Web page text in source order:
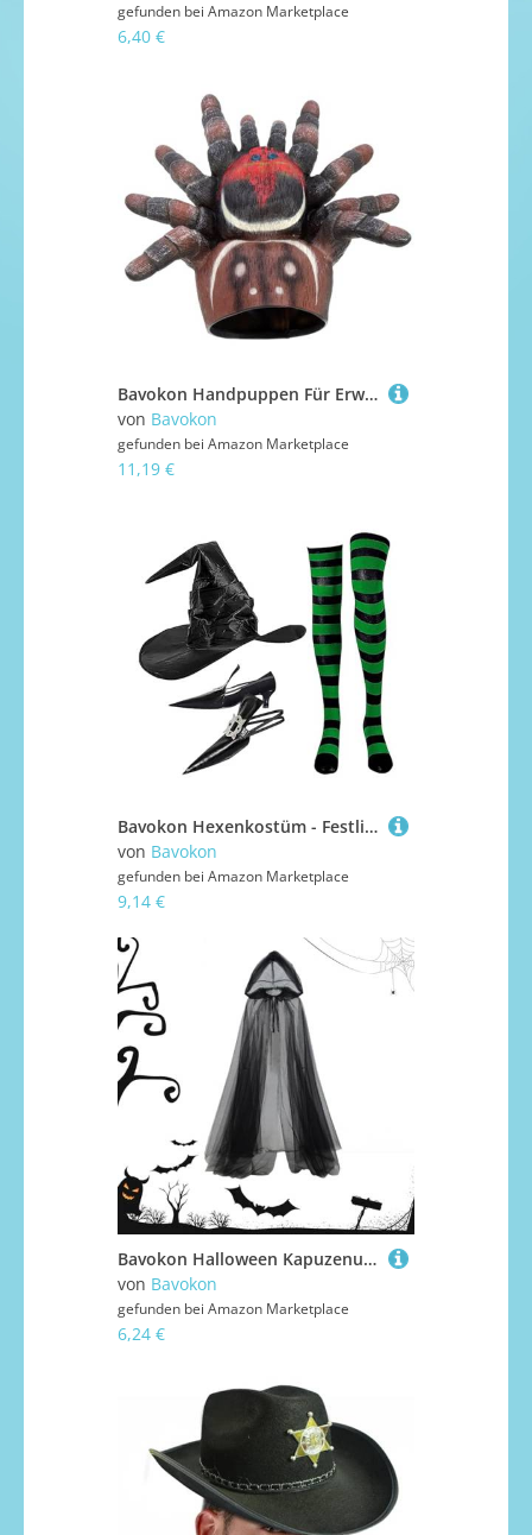
gefunden bei Amazon Marketplace
6,40 €
Bavokon Handpuppen Für Erwachsene - Spielhandpuppe Spinne | Realistische Halloween Handpuppe für Erwachsene und Kinder, für Kindertagesstätten, zur Familienunterhaltung, zu Hause, im Klassenzimmer und
von Bavokon
gefunden bei Amazon Marketplace
11,19 €
Bavokon Hexenkostüm - Festliche Verkleidungskleidung,Verkleidungsset Für Cosplay Begeisterte Karneval Mottopartys Bühnenauftritte
von Bavokon
gefunden bei Amazon Marketplace
9,14 €
Bavokon Halloween Kapuzenumhang - Gothic Schwarzes Gewand Cosplay Kostüm - Leichte Halloween Cosplay Gewand Für Maskenbälle Bühnenauftritte Karnevals Festliche Partys Und Fotoshooting
von Bavokon
gefunden bei Amazon Marketplace
6,24 €